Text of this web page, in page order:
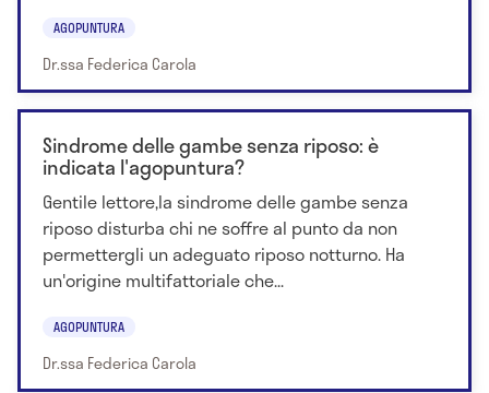
AGOPUNTURA
Dr.ssa Federica Carola
Sindrome delle gambe senza riposo: è
indicata l'agopuntura?
Gentile lettore,la sindrome delle gambe senza
riposo disturba chi ne soffre al punto da non
permettergli un adeguato riposo notturno. Ha
un'origine multifattoriale che...
AGOPUNTURA
Dr.ssa Federica Carola